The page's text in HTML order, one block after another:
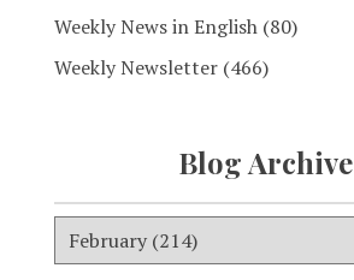
Weekly News in English (80)
Weekly Newsletter (466)
Blog Archive